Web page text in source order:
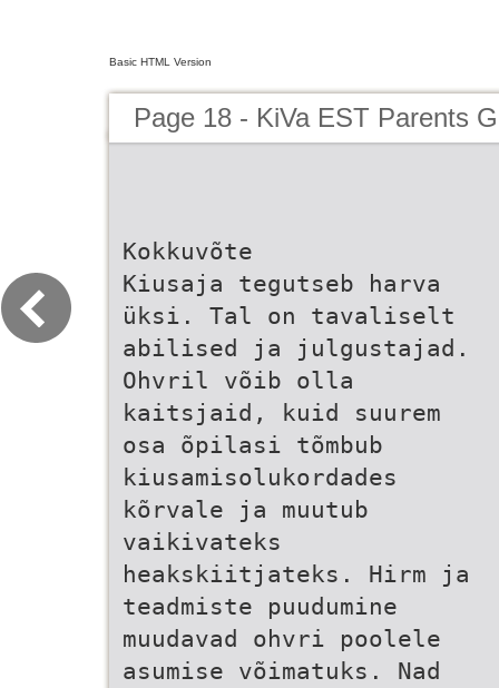
Basic HTML Version
Page 18 - KiVa EST Parents
Kokkuvõte
Kiusaja tegutseb harva
üksi. Tal on tavaliselt
abilised ja julgustajad.
Ohvril võib olla
kaitsjaid, kuid suurem
osa õpilasi tõmbub
kiusamisolukordades
kõrvale ja muutub
vaikivateks
heakskiitjateks. Hirm ja
teadmiste puudumine
muudavad ohvri poolele
asumise võimatuks. Nad